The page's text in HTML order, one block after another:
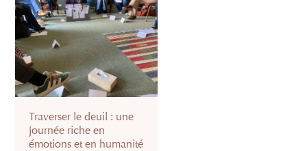
Traverser le deuil : une
journée riche en
émotions et en humanité